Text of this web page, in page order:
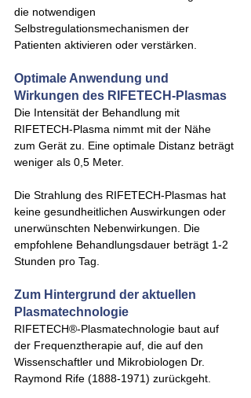
die notwendigen
Selbstregulationsmechanismen der
Patienten aktivieren oder verstärken.
Optimale Anwendung und
Wirkungen des RIFETECH-Plasmas
Die Intensität der Behandlung mit
RIFETECH-Plasma nimmt mit der Nähe
zum Gerät zu. Eine optimale Distanz beträgt
weniger als 0,5 Meter.
Die Strahlung des RIFETECH-Plasmas hat
keine gesundheitlichen Auswirkungen oder
unerwünschten Nebenwirkungen. Die
empfohlene Behandlungsdauer beträgt 1-2
Stunden pro Tag.
Zum Hintergrund der aktuellen
Plasmatechnologie
RIFETECH®-Plasmatechnologie baut auf
der Frequenztherapie auf, die auf den
Wissenschaftler und Mikrobiologen Dr.
Raymond Rife (1888-1971) zurückgeht.